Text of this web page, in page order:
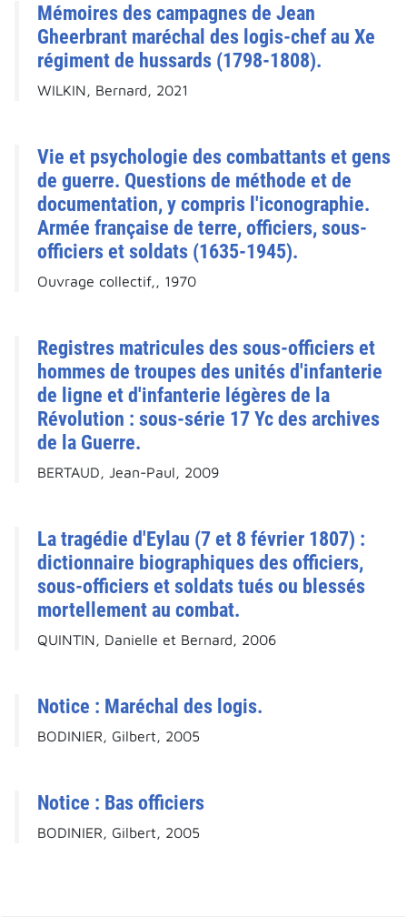
Mémoires des campagnes de Jean
Gheerbrant maréchal des logis-chef au Xe
régiment de hussards (1798-1808).
WILKIN, Bernard, 2021
Vie et psychologie des combattants et gens
de guerre. Questions de méthode et de
documentation, y compris l'iconographie.
Armée française de terre, officiers, sous-
officiers et soldats (1635-1945).
Ouvrage collectif,, 1970
Registres matricules des sous-officiers et
hommes de troupes des unités d'infanterie
de ligne et d'infanterie légères de la
Révolution : sous-série 17 Yc des archives
de la Guerre.
BERTAUD, Jean-Paul, 2009
La tragédie d'Eylau (7 et 8 février 1807) :
dictionnaire biographiques des officiers,
sous-officiers et soldats tués ou blessés
mortellement au combat.
QUINTIN, Danielle et Bernard, 2006
Notice : Maréchal des logis.
BODINIER, Gilbert, 2005
Notice : Bas officiers
BODINIER, Gilbert, 2005